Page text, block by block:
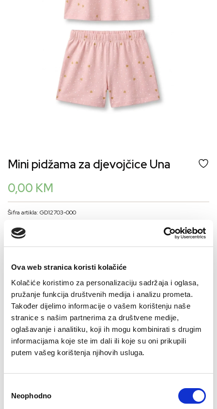
Ova web stranica koristi kolačiće
Kolačiće koristimo za personalizaciju sadržaja i oglasa,
pružanje funkcija društvenih medija i analizu prometa.
Također dijelimo informacije o vašem korištenju naše
stranice s našim partnerima za društvene medije,
oglašavanje i analitiku, koji ih mogu kombinirati s drugim
informacijama koje ste im dali ili koje su oni prikupili
putem vašeg korištenja njihovih usluga.
Selection
Neophodno
Mini pidžama za djevojčice Una
0,00 KM
Šifra artikla: GD12703-000
BOJA
VELIČINA
10 12 14 16
Kalkulator veličina
- + DODAJTE U KORPU
Sastav